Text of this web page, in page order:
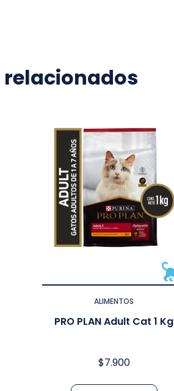
ALIMENTOS
PRO PLAN Adult Cat 1 Kg
$7.900